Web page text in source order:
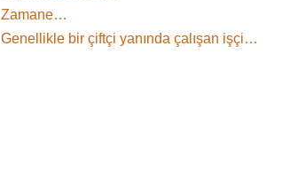
Zamane…
Genellikle bir çiftçi yanında çalışan işçi…